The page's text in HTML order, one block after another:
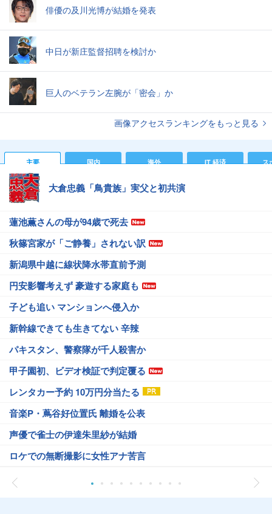
俳優の及川光博が結婚を発表
中日が新庄監督招聘を検討か
巨人のベテラン左腕が「密会」か
画像アクセスランキングをもっと見る
主要 国内 海外 IT 経済 ス
大倉忠義「鳥貴族」実父と初共演
蓮池薫さんの母が94歳で死去
秋篠宮家が「ご静養」されない訳
新潟県中越に線状降水帯直前予測
円安影響考えず 豪遊する家庭も
子ども追い マンションへ侵入か
新幹線できても生きてない 辛辣
パキスタン、警察隊が千人殺害か
甲子園初、ビデオ検証で判定覆る
レンタカー予約 10万円分当たる
音楽P・蔦谷好位置氏 離婚を公表
声優で雀士の伊達朱里紗が結婚
ロケでの無断撮影に女性アナ苦言